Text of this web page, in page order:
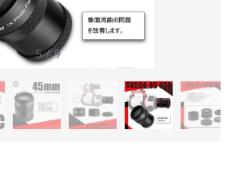
5/9